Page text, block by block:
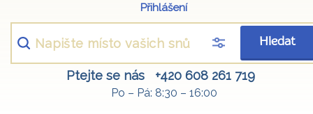
Přihlášení
Hledat
Ptejte se nás +420 608 261 719
Po – Pá: 8:30 – 16:00